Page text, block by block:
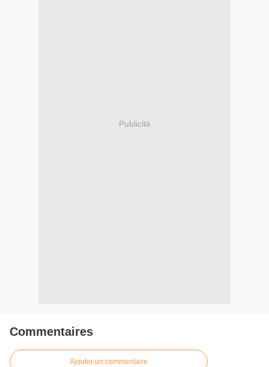
Publicité
Commentaires
Ajouter un commentaire